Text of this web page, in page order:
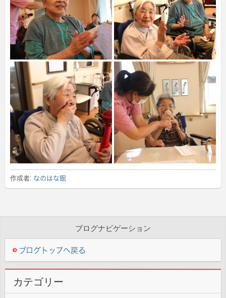
作成者: なのはな館
ブログナビゲーション
ブログトップへ戻る
カテゴリー